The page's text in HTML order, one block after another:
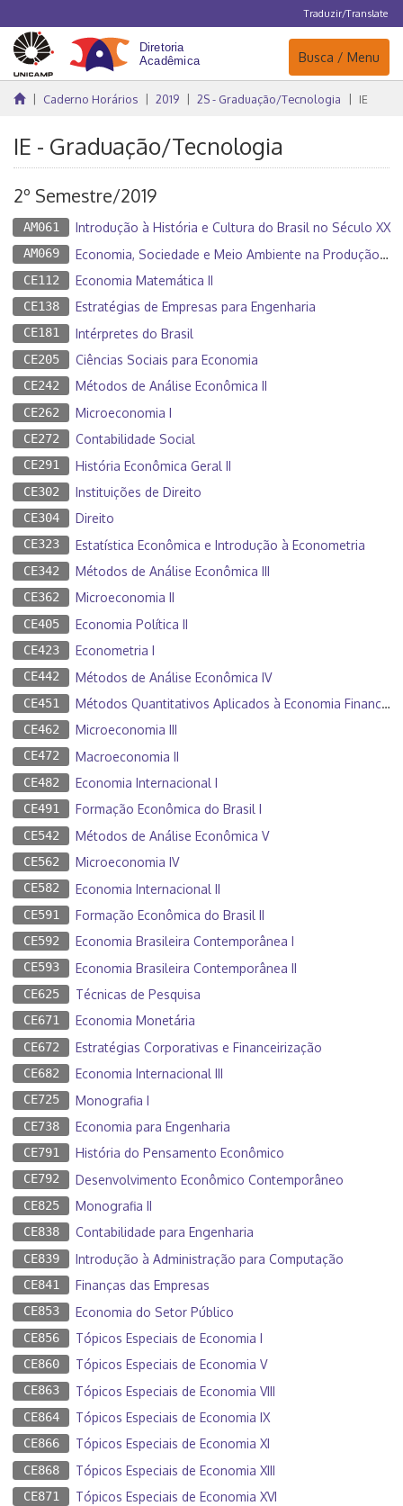
Traduzir/Translate
Navegação
Busca / Menu
Caderno Horários 2019 2S - Graduação/Tecnologia IE
IE - Graduação/Tecnologia
2º Semestre/2019
AM061 Introdução à História e Cultura do Brasil no Século XX
AM069 Economia, Sociedade e Meio Ambiente na Produção Audiovisual Contemporânea
CE112 Economia Matemática II
CE138 Estratégias de Empresas para Engenharia
CE181 Intérpretes do Brasil
CE205 Ciências Sociais para Economia
CE242 Métodos de Análise Econômica II
CE262 Microeconomia I
CE272 Contabilidade Social
CE291 História Econômica Geral II
CE302 Instituições de Direito
CE304 Direito
CE323 Estatística Econômica e Introdução à Econometria
CE342 Métodos de Análise Econômica III
CE362 Microeconomia II
CE405 Economia Política II
CE423 Econometria I
CE442 Métodos de Análise Econômica IV
CE451 Métodos Quantitativos Aplicados à Economia Financeira
CE462 Microeconomia III
CE472 Macroeconomia II
CE482 Economia Internacional I
CE491 Formação Econômica do Brasil I
CE542 Métodos de Análise Econômica V
CE562 Microeconomia IV
CE582 Economia Internacional II
CE591 Formação Econômica do Brasil II
CE592 Economia Brasileira Contemporânea I
CE593 Economia Brasileira Contemporânea II
CE625 Técnicas de Pesquisa
CE671 Economia Monetária
CE672 Estratégias Corporativas e Financeirização
CE682 Economia Internacional III
CE725 Monografia I
CE738 Economia para Engenharia
CE791 História do Pensamento Econômico
CE792 Desenvolvimento Econômico Contemporâneo
CE825 Monografia II
CE838 Contabilidade para Engenharia
CE839 Introdução à Administração para Computação
CE841 Finanças das Empresas
CE853 Economia do Setor Público
CE856 Tópicos Especiais de Economia I
CE860 Tópicos Especiais de Economia V
CE863 Tópicos Especiais de Economia VIII
CE864 Tópicos Especiais de Economia IX
CE866 Tópicos Especiais de Economia XI
CE868 Tópicos Especiais de Economia XIII
CE871 Tópicos Especiais de Economia XVI